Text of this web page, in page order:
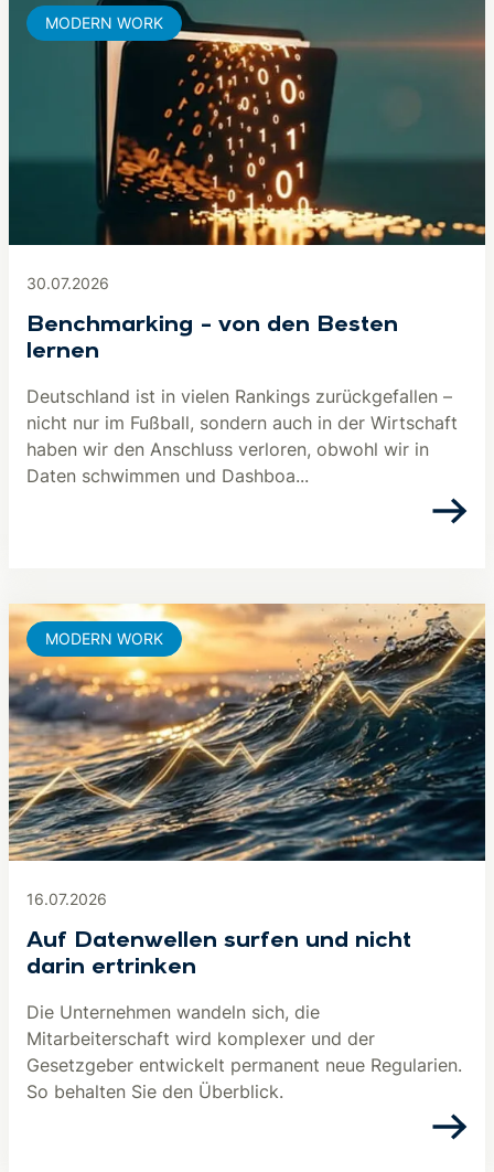
30.07.2026
Benchmarking – von den Besten
lernen
Deutschland ist in vielen Rankings zurückgefallen –
nicht nur im Fußball, sondern auch in der Wirtschaft
haben wir den Anschluss verloren, obwohl wir in
Daten schwimmen und Dashboa...
MODERN WORK
16.07.2026
Auf Datenwellen surfen und nicht
darin ertrinken
Die Unternehmen wandeln sich, die
Mitarbeiterschaft wird komplexer und der
Gesetzgeber entwickelt permanent neue Regularien.
So behalten Sie den Überblick.
MODERN WORK